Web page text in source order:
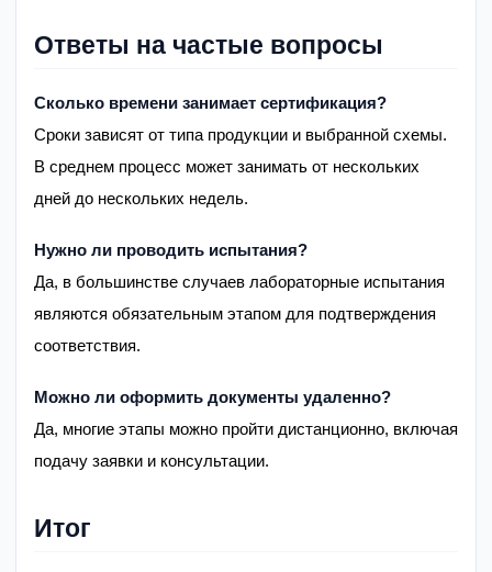
Ответы на частые вопросы
Сколько времени занимает сертификация?
Сроки зависят от типа продукции и выбранной схемы.
В среднем процесс может занимать от нескольких
дней до нескольких недель.
Нужно ли проводить испытания?
Да, в большинстве случаев лабораторные испытания
являются обязательным этапом для подтверждения
соответствия.
Можно ли оформить документы удаленно?
Да, многие этапы можно пройти дистанционно, включая
подачу заявки и консультации.
Итог